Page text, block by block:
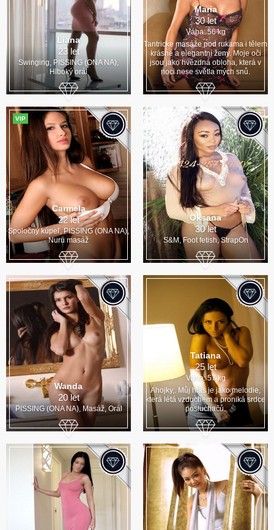
Liana
23 let
Swinging, PISSING (ONA NA),
Hlboký orál
Maria
30 let
Váha: 56 kg
Tantricke masáže pod rukama i tělem
krásné a elegantní ženy. Moje oči
jsou jako hvězdná obloha, která v
noci nese světla mých snů.
VIP
Carmela
22 let
Spoločný kúpeľ, PISSING (ONA NA),
Nuru masáž
Oksana
30 let
S&M, Foot fetish, StrapOn
Wanda
20 let
PISSING (ONA NA), Masáž, Orál
Tatiana
25 let
Váha: 57 kg
Ahojky,. Můj hlas je jako melodie,
která létá vzduchem a proniká srdce
posluchačů.